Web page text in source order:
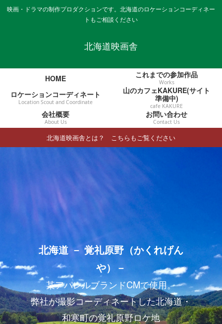
映画・ドラマの制作プロダクションです。北海道のロケーションコーディネー
トもご相談ください
北海道映画舎
HOME これまでの参加作品
Works
ロケーションコーディネート
Location Scout and Coordinate
山のカフェKAKURE(サイト
準備中)
cafe KAKURE
会社概要
About Us
お問い合わせ
Contact Us
北海道映画舎とは？ こちらもご覧ください
北海道 － 覚礼原野（かくれげん
や）－
某アパレルブランドCMで使用。
弊社が撮影コーディネートした北海道・
和寒町の覚礼原野ロケ地